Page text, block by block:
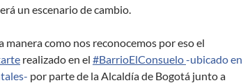
un escenario de cambio.
manera como nos reconocemos por eso el
realizado en el #BarrioElConsuelo-ubicado en
por parte de la Alcaldía de Bogotá junto a